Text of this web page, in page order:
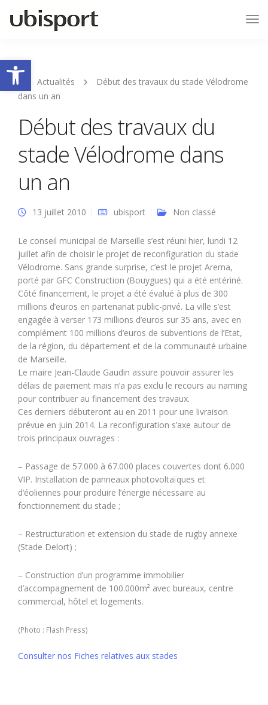
Ouvrir la barre d’outils
Actualités
Début des travaux du stade Vélodrome
dans un an
Début des travaux du
stade Vélodrome dans
un an
13 juillet 2010 ubisport Non classé
Le conseil municipal de Marseille s’est réuni hier, lundi 12
juillet afin de choisir le projet de reconfiguration du stade
Vélodrome. Sans grande surprise, c’est le projet Arema,
porté par GFC Construction (Bouygues) qui a été entériné.
Côté financement, le projet a été évalué à plus de 300
millions d’euros en partenariat public-privé. La ville s’est
engagée à verser 173 millions d’euros sur 35 ans, avec en
complément 100 millions d’euros de subventions de l’Etat,
de la région, du département et de la communauté urbaine
de Marseille.
Le maire Jean-Claude Gaudin assure pouvoir assurer les
délais de paiement mais n’a pas exclu le recours au naming
pour contribuer au financement des travaux.
Ces derniers débuteront au en 2011 pour une livraison
prévue en juin 2014. La reconfiguration s’axe autour de
trois principaux ouvrages :
– Passage de 57.000 à 67.000 places couvertes dont 6.000
VIP. Installation de panneaux photovoltaïques et
d’éoliennes pour produire l’énergie nécessaire au
fonctionnement du stade ;
– Restructuration et extension du stade de rugby annexe
(Stade Delort) ;
– Construction d’un programme immobilier
d’accompagnement de 100.000m² avec bureaux, centre
commercial, hôtel et logements.
(Photo : Flash Press)
Consulter nos Fiches relatives aux stades